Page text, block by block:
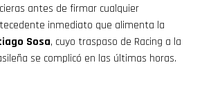
antes de firmar cualquier
inmediato que alimenta la
Sosa, cuyo traspaso de Racing a la
se complicó en las últimas horas.